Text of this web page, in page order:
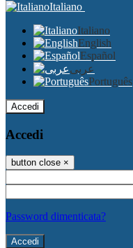
Italiano
Italiano
English
Español
عربى
Português
Accedi
Accedi
button close ×
Password dimenticata?